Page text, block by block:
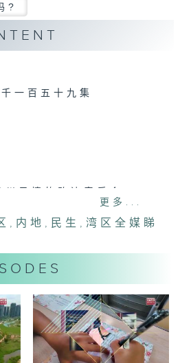
?
一百五十九集
仓犬实战基地投入使用
华鲟放归长江
士新品牌下半年投入服务
内滑雪公园正式启用
生同枱吃饭
更多...
, 内地 , 民生 ,湾区全媒睇